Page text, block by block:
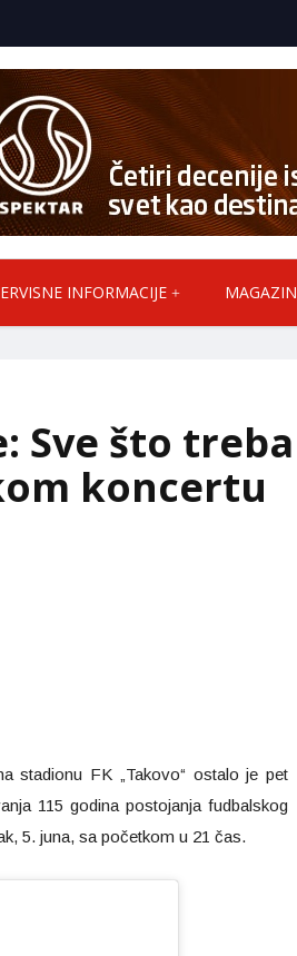
INFORMACIJE MAGAZIN
Sve što treba
koncertu
stadionu FK „Takovo“ ostalo je pet
115 godina postojanja fudbalskog
5. juna, sa početkom u 21 čas.